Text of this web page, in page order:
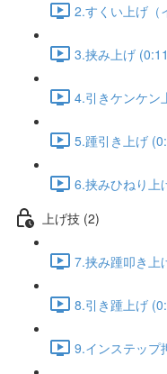
2.すくい上げ（
3.挟み上げ
4.引きケンケン
5.踵引き上げ
6.挟みひねり上
上げ技 (2)
7.挟み踵叩き上
8.引き踵上げ
9.インステップ